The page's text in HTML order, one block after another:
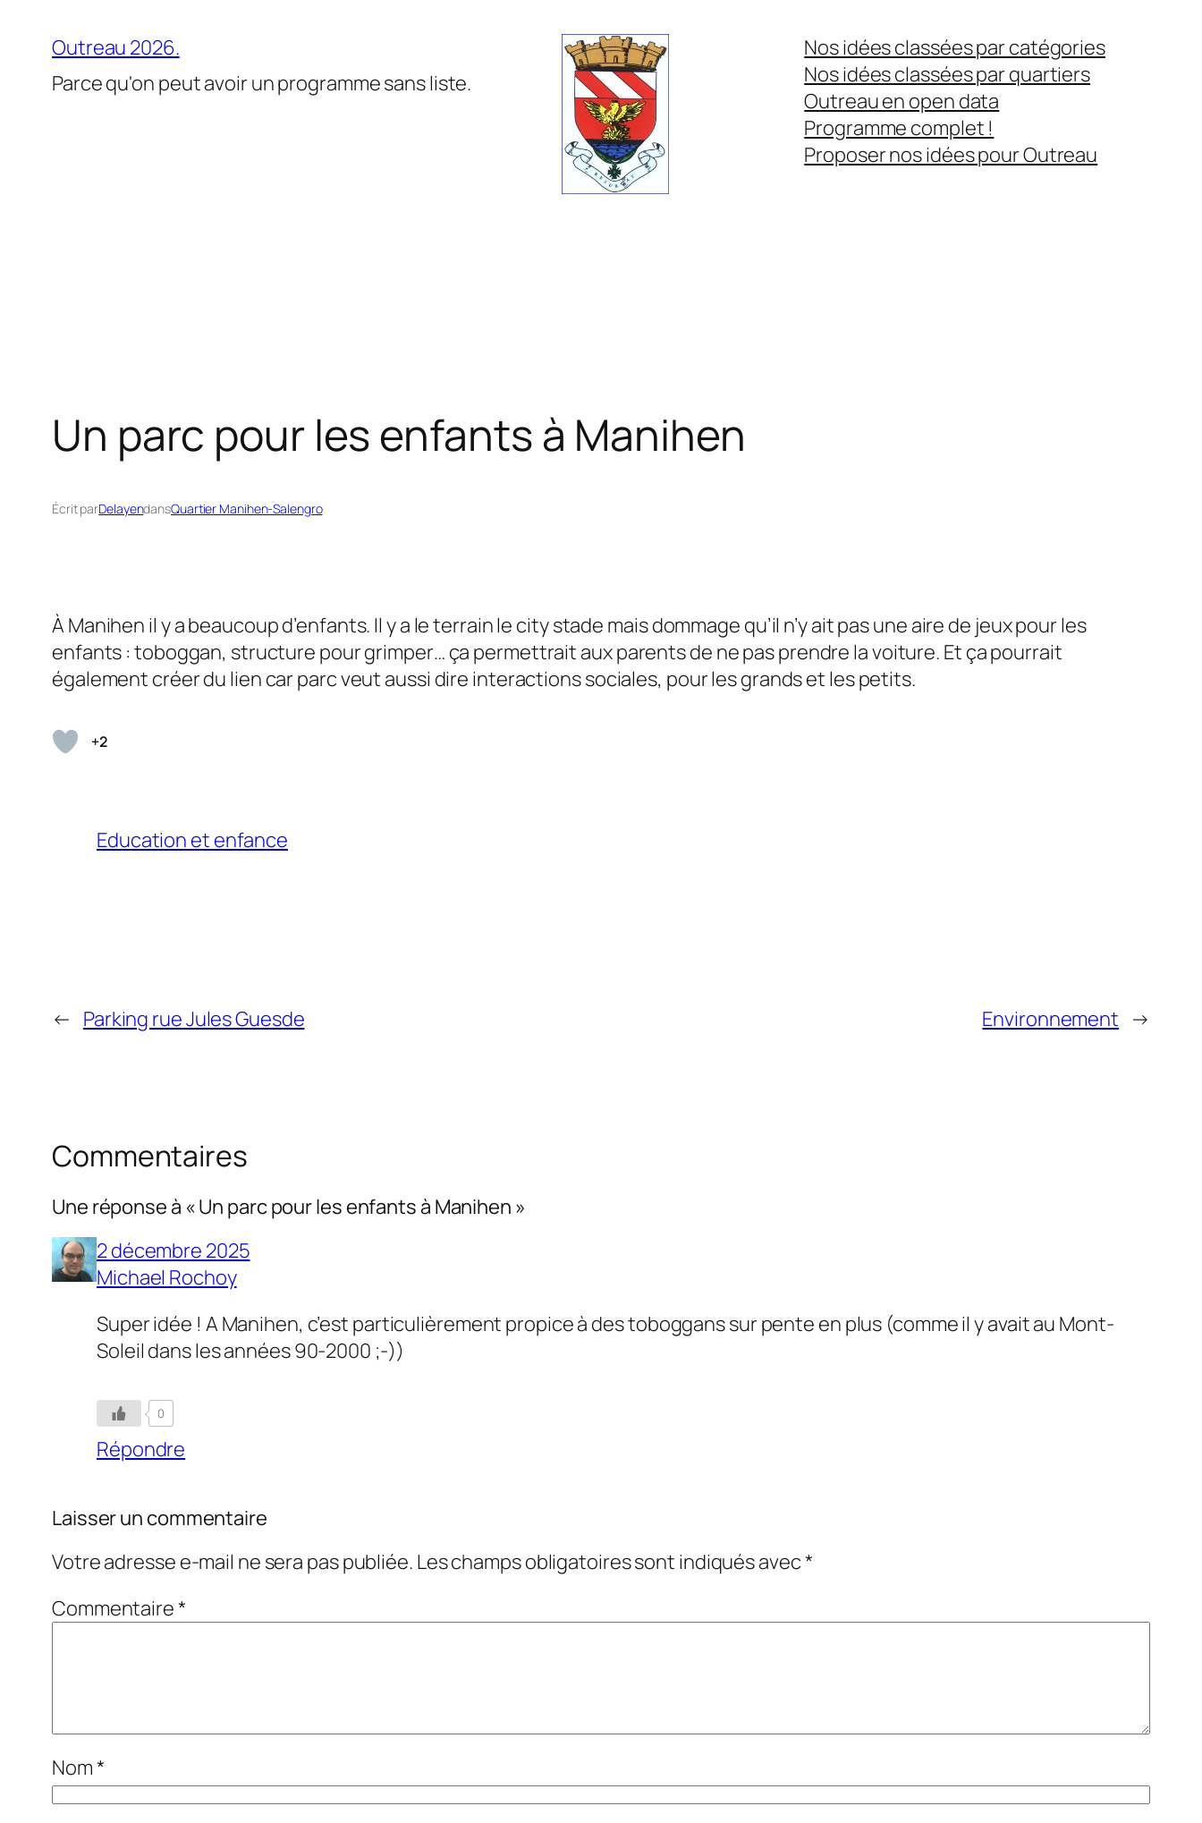
contenu
Outreau 2026.
Parce qu'on peut avoir un programme sans liste.
Nos idées classées par catégories
Nos idées classées par quartiers
Outreau en open data
Programme complet !
Proposer nos idées pour Outreau
Un parc pour les enfants à Manihen
Écrit parDelayendansQuartier Manihen-Salengro
À Manihen il y a beaucoup d’enfants. Il y a le terrain le city stade mais dommage qu’il n’y ait pas une aire de jeux pour les
enfants : toboggan, structure pour grimper… ça permettrait aux parents de ne pas prendre la voiture. Et ça pourrait
également créer du lien car parc veut aussi dire interactions sociales, pour les grands et les petits.
+2
Education et enfance
← Parking rue Jules Guesde Environnement →
Commentaires
Une réponse à « Un parc pour les enfants à Manihen »
2 décembre 2025
Michael Rochoy
Super idée ! A Manihen, c’est particulièrement propice à des toboggans sur pente en plus (comme il y avait au Mont-
Soleil dans les années 90-2000 ;-))
0
Répondre
Laisser un commentaire
Votre adresse e-mail ne sera pas publiée. Les champs obligatoires sont indiqués avec*
Commentaire*
Nom*